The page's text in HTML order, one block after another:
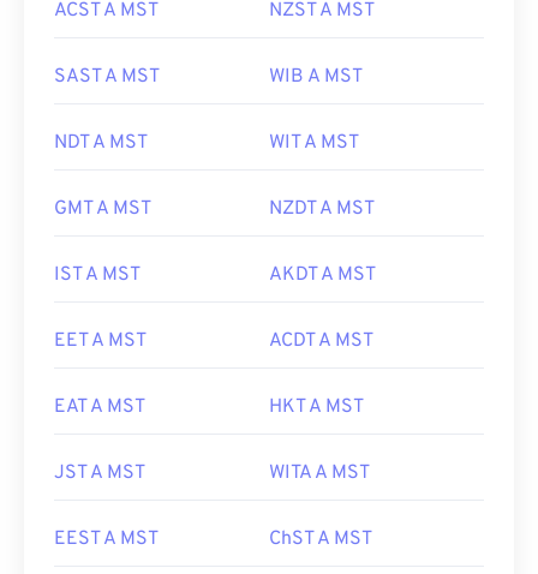
ACST A MST NZST A MST
SAST A MST WIB A MST
NDT A MST WIT A MST
GMT A MST NZDT A MST
IST A MST AKDT A MST
EET A MST ACDT A MST
EAT A MST HKT A MST
JST A MST WITA A MST
EEST A MST ChST A MST